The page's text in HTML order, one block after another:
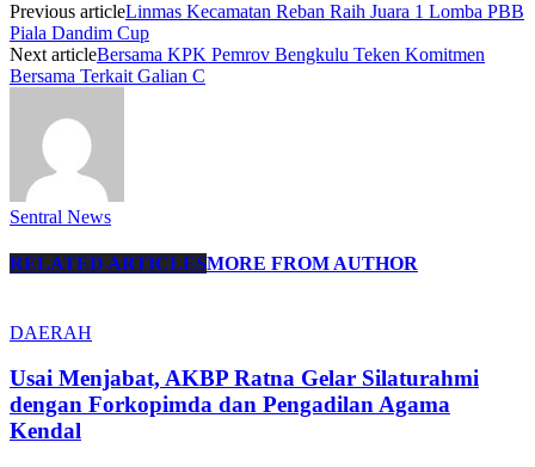
Previous articleLinmas Kecamatan Reban Raih Juara 1 Lomba PBB
Piala Dandim Cup
Next articleBersama KPK Pemrov Bengkulu Teken Komitmen
Bersama Terkait Galian C
Sentral News
RELATED ARTICLESMORE FROM AUTHOR
DAERAH
Usai Menjabat, AKBP Ratna Gelar Silaturahmi
dengan Forkopimda dan Pengadilan Agama
Kendal